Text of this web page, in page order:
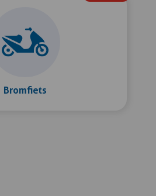
Bromfiets